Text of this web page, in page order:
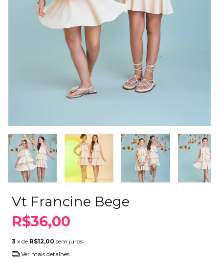
Vt Francine Bege
R$36,00
3 x de R$12,00 sem juros
Ver mais detalhes